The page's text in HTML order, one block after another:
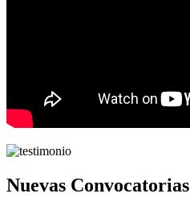
Nuevas Convocatorias